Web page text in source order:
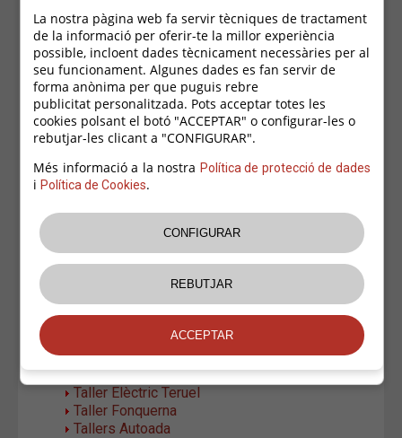
Transport
Aparcaments
Automoció
Arespa Autos
Auto Taller Esteve Boix
Auto-Boats
Auto-Taller Bruguerol
Btwice engineering SL
Comercial Ampurdanesa del Motor (Fiat)
E.E.S.S. Properly, S.A.
Garatge Empordà
Garatge Nou
Grup Massanas - Assistència Costa Brava
Mon Group 007
PlanXauto
Pneumàtics i Grues
Rodi Motor Services
Sport Motors Juan Rosés
Taller Antonio Sánchez Rueda
Taller Elèctric Teruel
Taller Fonquerna
Tallers Autoada
La nostra pàgina web fa servir tècniques de tractament
de la informació per oferir-te la millor experiència
possible, incloent dades tècnicament necessàries per al
seu funcionament. Algunes dades es fan servir de
forma anònima per que puguis rebre
publicitat personalitzada. Pots acceptar totes les
cookies polsant el botó "ACCEPTAR" o configurar-les o
rebutjar-les clicant a "CONFIGURAR".
Més informació a la nostra Política de protecció de dades
iPolítica de Cookies.